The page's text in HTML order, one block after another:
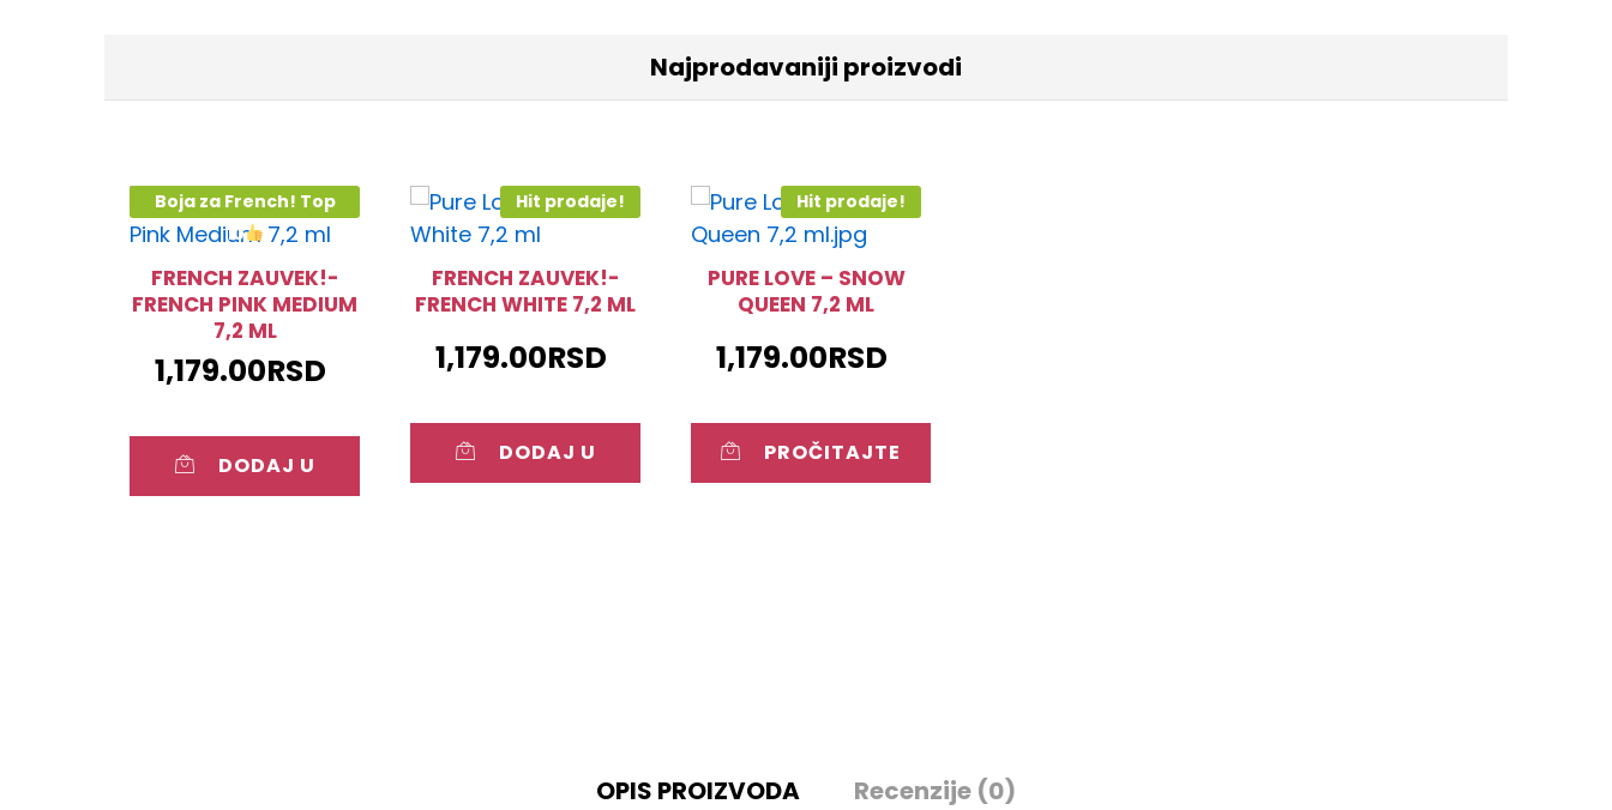
Najprodavaniji proizvodi
Boja za French! Top
10
FRENCH ZAUVEK!-
FRENCH PINK MEDIUM
7,2 ML
1,179.00RSD
DODAJ U
Hit prodaje!
FRENCH ZAUVEK!-
FRENCH WHITE 7,2 ML
1,179.00RSD
DODAJ U
Hit prodaje!
PURE LOVE – SNOW
QUEEN 7,2 ML
1,179.00RSD
PROČITAJTE
OPIS PROIZVODA Recenzije (0)